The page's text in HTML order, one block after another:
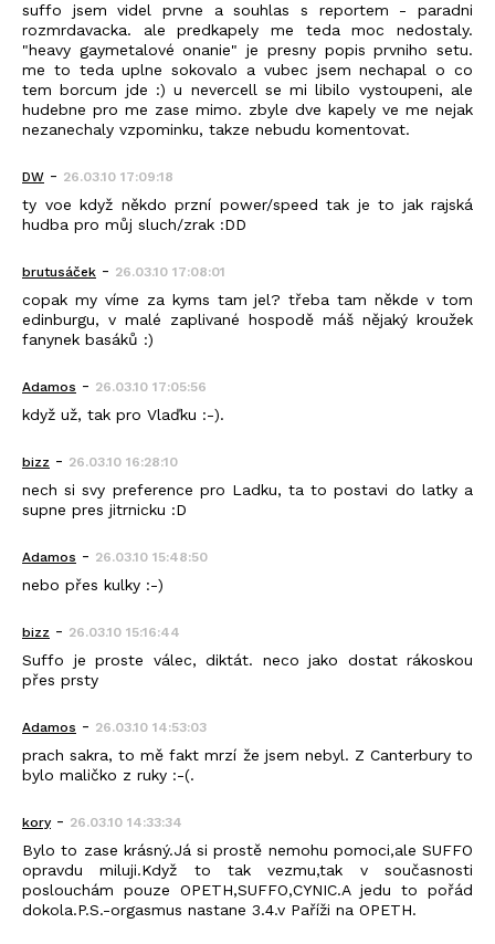
suffo jsem videl prvne a souhlas s reportem - paradni
rozmrdavacka. ale predkapely me teda moc nedostaly.
"heavy gaymetalové onanie" je presny popis prvniho setu.
me to teda uplne sokovalo a vubec jsem nechapal o co
tem borcum jde :) u nevercell se mi libilo vystoupeni, ale
hudebne pro me zase mimo. zbyle dve kapely ve me nejak
nezanechaly vzpominku, takze nebudu komentovat.
DW - 26.03.10 17:09:18
ty voe když někdo przní power/speed tak je to jak rajská
hudba pro můj sluch/zrak :DD
brutusáček - 26.03.10 17:08:01
copak my víme za kyms tam jel? třeba tam někde v tom
edinburgu, v malé zaplivané hospodě máš nějaký kroužek
fanynek basáků :)
Adamos - 26.03.10 17:05:56
když už, tak pro Vlaďku :-).
bizz - 26.03.10 16:28:10
nech si svy preference pro Ladku, ta to postavi do latky a
supne pres jitrnicku :D
Adamos - 26.03.10 15:48:50
nebo přes kulky :-)
bizz - 26.03.10 15:16:44
Suffo je proste válec, diktát. neco jako dostat rákoskou
přes prsty
Adamos - 26.03.10 14:53:03
prach sakra, to mě fakt mrzí že jsem nebyl. Z Canterbury to
bylo maličko z ruky :-(.
kory - 26.03.10 14:33:34
Bylo to zase krásný.Já si prostě nemohu pomoci,ale SUFFO
opravdu miluji.Když to tak vezmu,tak v současnosti
poslouchám pouze OPETH,SUFFO,CYNIC.A jedu to pořád
dokola.P.S.-orgasmus nastane 3.4.v Paříži na OPETH.